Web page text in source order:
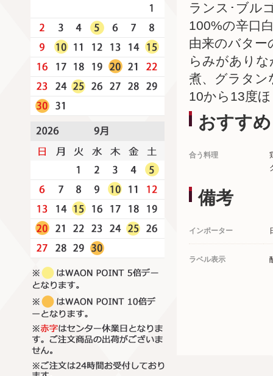
ランス･ブル
100%の辛口
由来のバタ
らみがあり
煮、グラタン
10から13度
おすすめ
合う料理
備考
インポーター
ラベル表示